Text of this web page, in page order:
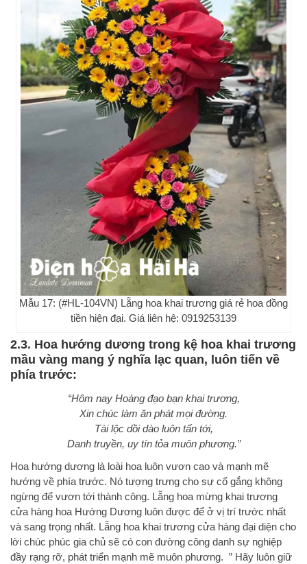
Mẫu 17: (#HL-104VN) Lẵng hoa khai trương giá rẻ hoa đồng
tiền hiện đại. Giá liên hệ: 0919253139
2.3. Hoa hướng dương trong kệ hoa khai trương
mầu vàng mang ý nghĩa lạc quan, luôn tiến về
phía trước:
“Hôm nay Hoàng đạo bạn khai trương,
Xin chúc làm ăn phát mọi đường.
Tài lộc dồi dào luôn tấn tới,
Danh truyền, uy tín tỏa muôn phương.”
Hoa hướng dương là loài hoa luôn vươn cao và mạnh mẽ
hướng về phía trước. Nó tượng trưng cho sự cố gắng không
ngừng để vươn tới thành công. Lẵng hoa mừng khai trương
cửa hàng hoa Hướng Dương luôn được để ở vị trí trước nhất
và sang trọng nhất. Lẵng hoa khai trương cửa hàng đại diện cho
lời chúc phúc gia chủ sẽ có con đường công danh sự nghiệp
đầy rạng rỡ, phát triển mạnh mẽ muôn phương. ” Hãy luôn giữ